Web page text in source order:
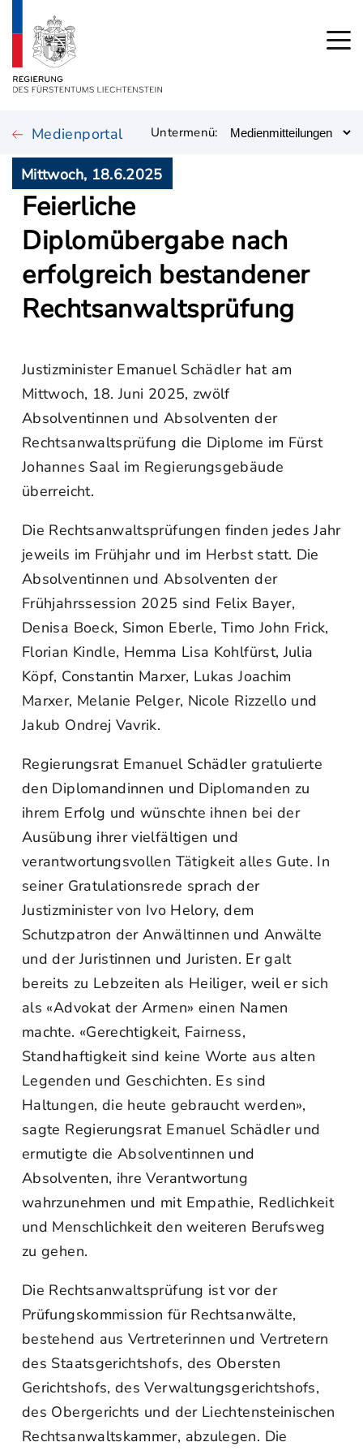
Medienportal Untermenü:
Mittwoch, 18.6.2025
Feierliche
Diplomübergabe nach
erfolgreich bestandener
Rechtsanwaltsprüfung
Justizminister Emanuel Schädler hat am
Mittwoch, 18. Juni 2025, zwölf
Absolventinnen und Absolventen der
Rechtsanwaltsprüfung die Diplome im Fürst
Johannes Saal im Regierungsgebäude
überreicht.
Die Rechtsanwaltsprüfungen finden jedes Jahr
jeweils im Frühjahr und im Herbst statt. Die
Absolventinnen und Absolventen der
Frühjahrssession 2025 sind Felix Bayer,
Denisa Boeck, Simon Eberle, Timo John Frick,
Florian Kindle, Hemma Lisa Kohlfürst, Julia
Köpf, Constantin Marxer, Lukas Joachim
Marxer, Melanie Pelger, Nicole Rizzello und
Jakub Ondrej Vavrik.
Regierungsrat Emanuel Schädler gratulierte
den Diplomandinnen und Diplomanden zu
ihrem Erfolg und wünschte ihnen bei der
Ausübung ihrer vielfältigen und
verantwortungsvollen Tätigkeit alles Gute. In
seiner Gratulationsrede sprach der
Justizminister von Ivo Helory, dem
Schutzpatron der Anwältinnen und Anwälte
und der Juristinnen und Juristen. Er galt
bereits zu Lebzeiten als Heiliger, weil er sich
als «Advokat der Armen» einen Namen
machte. «Gerechtigkeit, Fairness,
Standhaftigkeit sind keine Worte aus alten
Legenden und Geschichten. Es sind
Haltungen, die heute gebraucht werden»,
sagte Regierungsrat Emanuel Schädler und
ermutigte die Absolventinnen und
Absolventen, ihre Verantwortung
wahrzunehmen und mit Empathie, Redlichkeit
und Menschlichkeit den weiteren Berufsweg
zu gehen.
Die Rechtsanwaltsprüfung ist vor der
Prüfungskommission für Rechtsanwälte,
bestehend aus Vertreterinnen und Vertretern
des Staatsgerichtshofs, des Obersten
Gerichtshofs, des Verwaltungsgerichtshofs,
des Obergerichts und der Liechtensteinischen
Rechtsanwaltskammer, abzulegen. Die